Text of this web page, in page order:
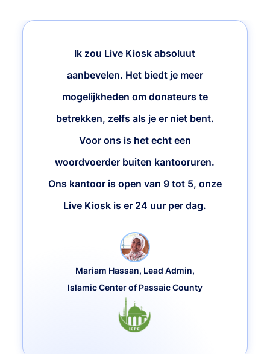
Ik zou Live Kiosk absoluut
aanbevelen. Het biedt je meer
mogelijkheden om donateurs te
betrekken, zelfs als je er niet bent.
Voor ons is het echt een
woordvoerder buiten kantooruren.
Ons kantoor is open van 9 tot 5, onze
Live Kiosk is er 24 uur per dag.
Mariam Hassan, Lead Admin,
Islamic Center of Passaic County